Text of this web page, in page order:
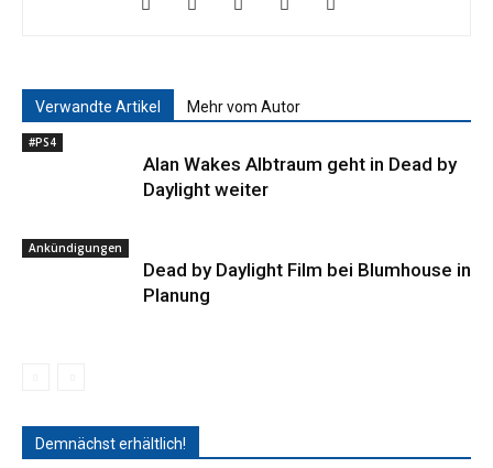
Verwandte Artikel Mehr vom Autor
#PS4
Alan Wakes Albtraum geht in Dead by
Daylight weiter
Ankündigungen
Dead by Daylight Film bei Blumhouse in
Planung
Demnächst erhältlich!